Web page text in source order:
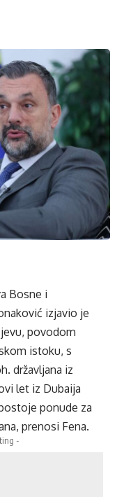
Bosne i
izjavio je
povodom
istoku, s
državljana iz
let iz Dubaija
ponude za
prenosi Fena.
-